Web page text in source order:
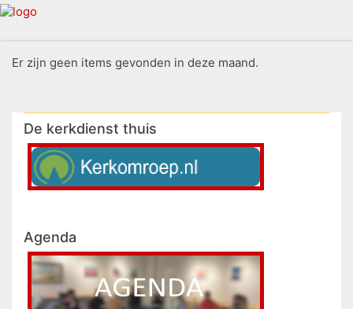
Er zijn geen items gevonden in deze maand.
De kerkdienst thuis
Agenda